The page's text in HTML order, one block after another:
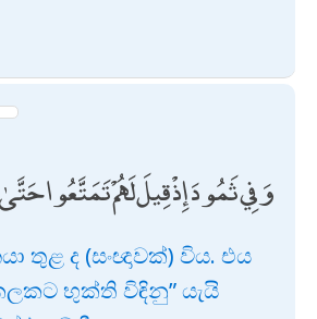
وَفِي ثَمُودَ إِذْ قِيلَ لَهُمْ تَمَتَّعُوا
තුළ ද (සංඥාවක්) විය. එය
භුක්ති විඳිනු” යැයි